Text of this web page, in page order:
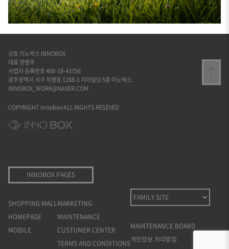
상호 이노박스 INNOBOX
대표 정병주
사업자 등록번호 408-18-43756
광주광역시 서구 치평동 1288-1 지아빌딩 5층 이노박스
INNOBOX_WORK@NAVER.COM
COPYRIGHT innobox ALL RIGHTS RESEVED
INNOBOX PAGES
SHOPPING MALL
HOMEPAGE
MOBILE
MARKETING
MAINTENANCE
CUSTUMER CENTER
TERMS AND CONDITIONS
MAINTENANCE BOARD
개인정보 처리방침